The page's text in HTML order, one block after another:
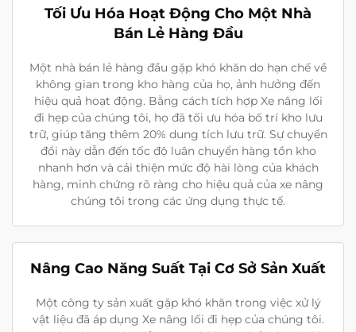
Tối Ưu Hóa Hoạt Động Cho Một Nhà
Bán Lẻ Hàng Đầu
Một nhà bán lẻ hàng đầu gặp khó khăn do hạn chế về
không gian trong kho hàng của họ, ảnh hưởng đến
hiệu quả hoạt động. Bằng cách tích hợp Xe nâng lối
đi hẹp của chúng tôi, họ đã tối ưu hóa bố trí kho lưu
trữ, giúp tăng thêm 20% dung tích lưu trữ. Sự chuyển
đổi này dẫn đến tốc độ luân chuyển hàng tồn kho
nhanh hơn và cải thiện mức độ hài lòng của khách
hàng, minh chứng rõ ràng cho hiệu quả của xe nâng
chúng tôi trong các ứng dụng thực tế.
Nâng Cao Năng Suất Tại Cơ Sở Sản Xuất
Một công ty sản xuất gặp khó khăn trong việc xử lý
vật liệu đã áp dụng Xe nâng lối đi hẹp của chúng tôi.